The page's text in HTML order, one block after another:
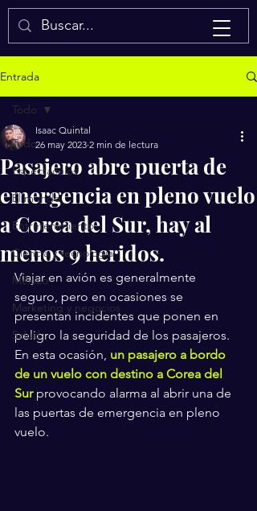
Isaac Quintal
Entrada
Todo
Espectáculos
El mundo
Entretenimiento
Ciencia y tecnología
México
Marketing y negocios
Salud
Todo
Pasajero abre puerta de
emergencia en pleno vuelo
a Corea del Sur, hay al
menos 9 heridos.
Isaac Quintal
26 may 2023 2 min de lectura
Viajar en avión es generalmente
seguro, pero en ocasiones se
presentan incidentes que ponen en
peligro la seguridad de los pasajeros.
En esta ocasión, un pasajero a bordo
de un vuelo con destino a Corea del
Sur provocando alarma al abrir una de
las puertas de emergencia en pleno
vuelo.